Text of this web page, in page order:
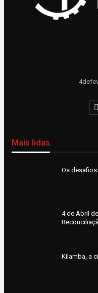
Mais lidas
Os
4 de Abril
Kilamba, a